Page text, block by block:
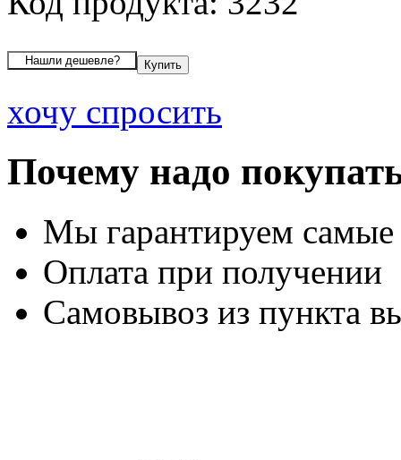
хочу спросить
Почему надо
Мы гарантируем
Оплата при получении
Самовывоз из пункта